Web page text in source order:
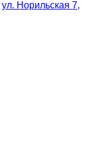
ул. Норильская 7,